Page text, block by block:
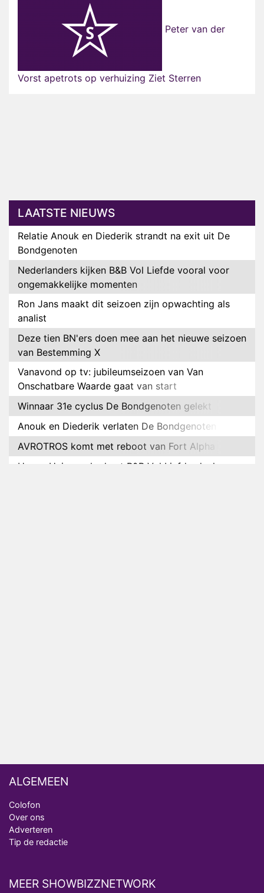
Peter van der
Vorst apetrots op verhuizing Ziet Sterren
LAATSTE NIEUWS
Relatie Anouk en Diederik strandt na exit uit De
Bondgenoten
Nederlanders kijken B&B Vol Liefde vooral voor
ongemakkelijke momenten
Ron Jans maakt dit seizoen zijn opwachting als
analist
Deze tien BN'ers doen mee aan het nieuwe seizoen
van Bestemming X
Vanavond op tv: jubileumseizoen van Van
Onschatbare Waarde gaat van start
Winnaar 31e cyclus De Bondgenoten gelekt
Anouk en Diederik verlaten De Bondgenoten
AVROTROS komt met reboot van Fort Alpha
Henny Huisman herkent B&B Vol Liefde-deelnemer
ALGEMEEN
Colofon
Over ons
Adverteren
Tip de redactie
MEER SHOWBIZZNETWORK